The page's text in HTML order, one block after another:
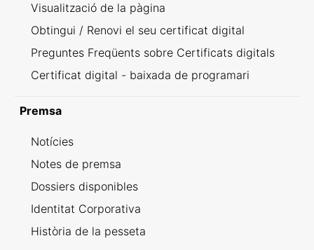
Visualització de la pàgina
Obtingui / Renovi el seu certificat digital
Preguntes Freqüents sobre Certificats digitals
Certificat digital - baixada de programari
Premsa
Notícies
Notes de premsa
Dossiers disponibles
Identitat Corporativa
Història de la pesseta